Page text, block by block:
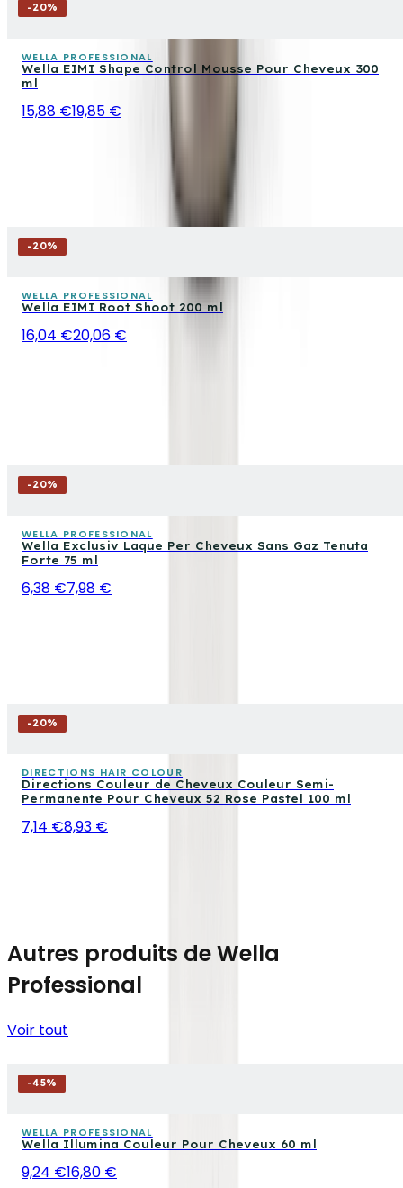
-20%
WELLA PROFESSIONAL
Wella EIMI Shape Control Mousse Pour Cheveux 300
ml
15,88 €19,85 €
-20%
WELLA PROFESSIONAL
Wella EIMI Root Shoot 200 ml
16,04 €20,06 €
-20%
WELLA PROFESSIONAL
Wella Exclusiv Laque Per Cheveux Sans Gaz Tenuta
Forte 75 ml
6,38 €7,98 €
-20%
DIRECTIONS HAIR COLOUR
Directions Couleur de Cheveux Couleur Semi-
Permanente Pour Cheveux 52 Rose Pastel 100 ml
7,14 €8,93 €
Autres produits de Wella
Professional
Voir tout
-45%
WELLA PROFESSIONAL
Wella Illumina Couleur Pour Cheveux 60 ml
9,24 €16,80 €